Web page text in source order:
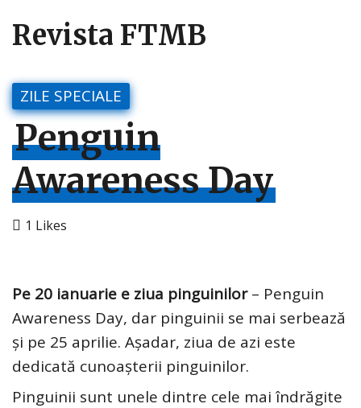
Revista FTMB
ZILE SPECIALE
Penguin
Awareness Day
1 Likes
Pe 20 ianuarie e ziua pinguinilor– Penguin
Awareness Day, dar pinguinii se mai serbează
și pe 25 aprilie. Așadar, ziua de azi este
dedicată cunoașterii pinguinilor.
Pinguinii sunt unele dintre cele mai îndrăgite